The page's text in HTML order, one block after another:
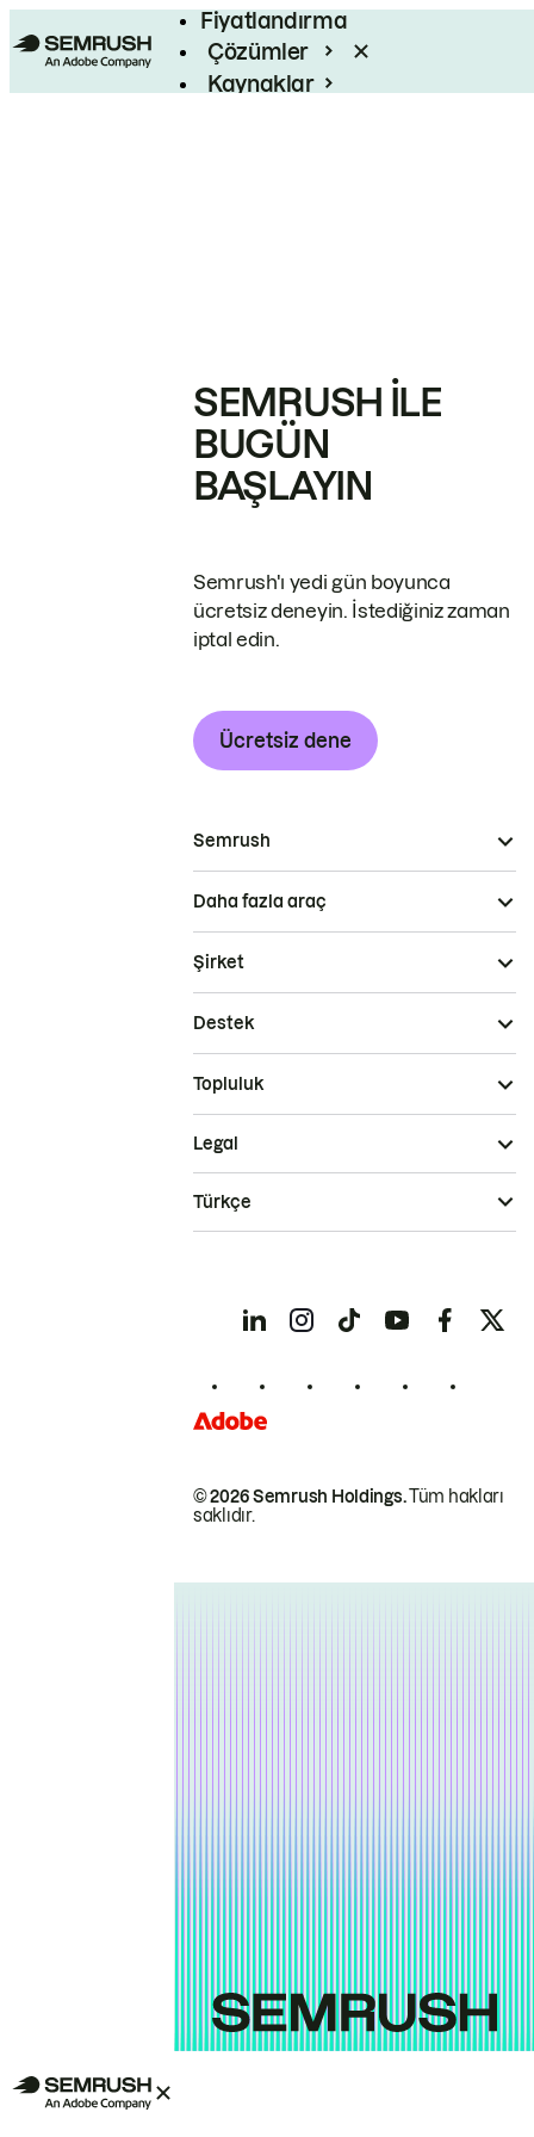
Fiyatlandırma
Çözümler
Kaynaklar
SEMRUSH ILE
BUGÜN
BAŞLAYIN
Semrush'ı yedi gün boyunca
ücretsiz deneyin. İstediğiniz zaman
iptal edin.
Ücretsiz dene
Semrush
Daha fazla araç
Şirket
Destek
Topluluk
© 2026 Semrush Holdings.Tüm hakları
saklıdır.
Legal
Türkçe